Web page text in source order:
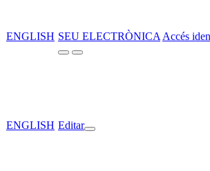
ENGLISH SEU ELECTRÒNICA Accés
ENGLISH Editar